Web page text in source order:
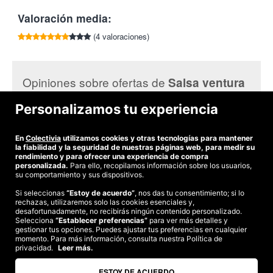
Tu cupón incluye:
1 horade clase de salsa en el Pub Woodstock para
Lugar:Pub Woodstocken la calle Parla 24 en Valdemoro
Salsaventurapromueve diferentes actividades de baile en las
que su mayor prioridad es que la gente que acude a sus clases
experiencias, ya que se combina sus clases con ocio y fomenta
las relaciones.
Con Colectivia, ¡mucho más que baile!
Valoración media:
(4 valoraciones)
Opiniones sobre ofertas de Salsa ventura
en Colectivia:
Es muy cansado, ¡pero vaya si merece la pena! Increible
©2026 Colectivia
Términos y condiciones|Política de privacidad|Política de cookies
Estudio turismo de verano 2020
Personalizamos tu experiencia
En Colectivia utilizamos cookies y otras tecnologías para mantener
la fiabilidad y la seguridad de nuestras páginas web, para medir su
rendimiento y para ofrecer una experiencia de compra
personalizada. Para ello, recopilamos información sobre los usuarios,
su comportamiento y sus dispositivos.
Si seleccionas “Estoy de acuerdo”, nos das tu consentimiento; si lo
rechazas, utilizaremos solo las cookies esenciales y,
desafortunadamente, no recibirás ningún contenido personalizado.
Selecciona “Establecer preferencias” para ver más detalles y
gestionar tus opciones. Puedes ajustar tus preferencias en cualquier
momento. Para más información, consulta nuestra Política de
privacidad. Leer más.